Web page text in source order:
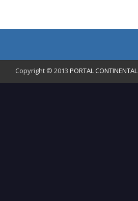
Copyright © 2013 PORTAL CONTINENTAL